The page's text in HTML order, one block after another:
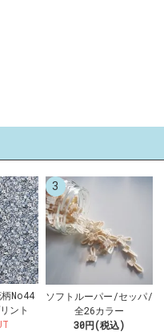
No44
ント
3
ソフトルーパー/セッパ/
全26カラー
30円(税込)